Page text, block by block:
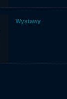
Wystawy